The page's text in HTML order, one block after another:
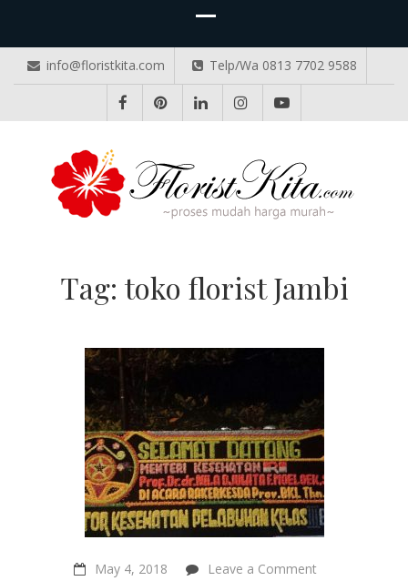
info@floristkita.com Telp/Wa 0813 7702 9588
Tag: toko florist Jambi
May 4, 2018 Leave a Commenton